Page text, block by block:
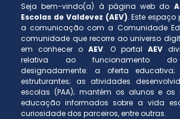
Seja bem-vindo(a) à página web do
Escolas de Valdevez (AEV). Este
a comunicação com a Comunidade
comunidade que recorre ao universo
em conhecer o AEV. O portal AEV
relativa ao funcionamento do
designadamente: a oferta
estruturantes; as atividades
escolas (PAA); mantém os alunos e os
educação informados sobre a vida
curiosidade dos parceiros, entre outras.